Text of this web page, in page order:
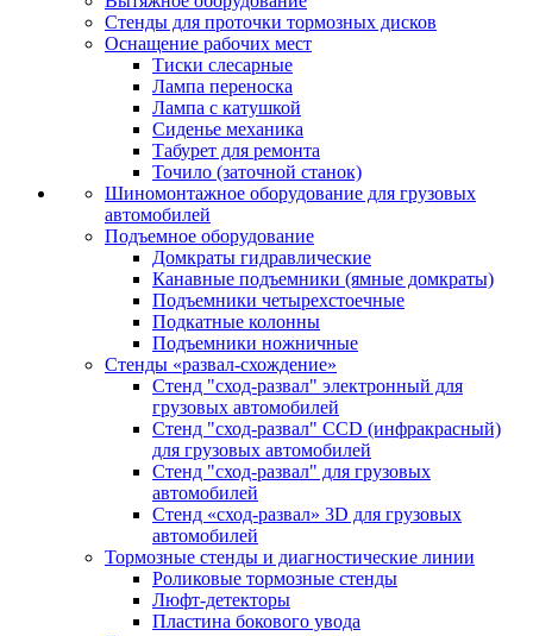
Стенды для проточки тормозных дисков
Оснащение рабочих мест
Тиски слесарные
Лампа переноска
Лампа с катушкой
Сиденье механика
Табурет для ремонта
Точило (заточной станок)
Шиномонтажное оборудование для грузовых
автомобилей
Подъемное оборудование
Домкраты гидравлические
Канавные подъемники (ямные домкраты)
Подъемники четырехстоечные
Подкатные колонны
Подъемники ножничные
Стенды «развал-схождение»
Стенд "сход-развал" электронный для
грузовых автомобилей
Стенд "сход-развал" CCD (инфракрасный)
для грузовых автомобилей
Стенд "сход-развал" для грузовых
автомобилей
Стенд «сход-развал» 3D для грузовых
автомобилей
Тормозные стенды и диагностические линии
Роликовые тормозные стенды
Люфт-детекторы
Пластина бокового увода